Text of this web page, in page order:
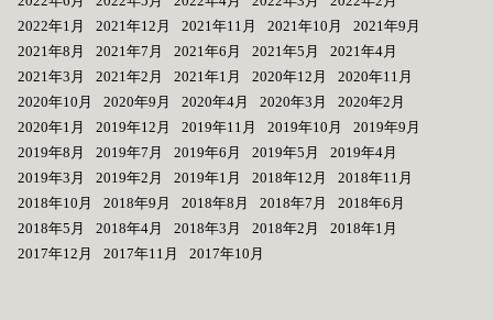
2022年1月
2021年12月 2021年11月 2021年10月
2021年9月
2021年8月
2021年7月 2021年6月 2021年5月
2021年4月
2021年3月
2021年2月 2021年1月 2020年12月
2020年11月
2020年10月
2020年9月 2020年4月 2020年3月
2020年2月
2020年1月
2019年12月 2019年11月 2019年10月
2019年9月
2019年8月
2019年7月 2019年6月 2019年5月
2019年4月
2019年3月
2019年2月 2019年1月 2018年12月
2018年11月
2018年10月
2018年9月 2018年8月 2018年7月
2018年6月
2018年5月
2018年4月 2018年3月 2018年2月
2018年1月
2017年12月
2017年11月 2017年10月